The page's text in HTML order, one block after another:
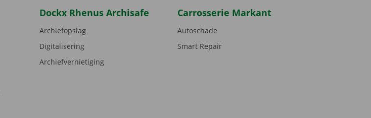
Dockx Rhenus Archisafe
Archiefopslag
Digitalisering
Archiefvernietiging
Carrosserie Markant
Autoschade
Smart Repair